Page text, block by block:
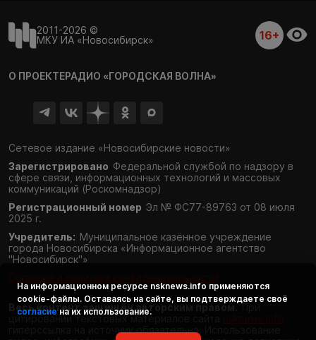
2011-2026 ©
МКУ ИА «Новосибирск»
16+
О ПРОЕКТЕРАДИО «ГОРОДСКАЯ ВОЛНА»
Сетевое издание «Новосибирские новости»
Зарегистрировано Федеральной службой по надзору в
сфере связи, информационных технологий и массовых
коммуникаций (Роскомнадзор)
Регистрационный номер Эл № ФС77-89763 от 08 июля
2025 г.
Учредитель: Муниципальное казённое учреждение
города Новосибирска «Информационное агентство
"Новосибирск"»
Весь контент защищён авторским правом. При
цитировании текстовых материалов сайта
гиперссылка на источник обязательна. Использование
На информационном ресурсе nsknews.info применяются
cookie-файлы. Оставаясь на сайте, вы подтверждаете своё
согласие на их использование.